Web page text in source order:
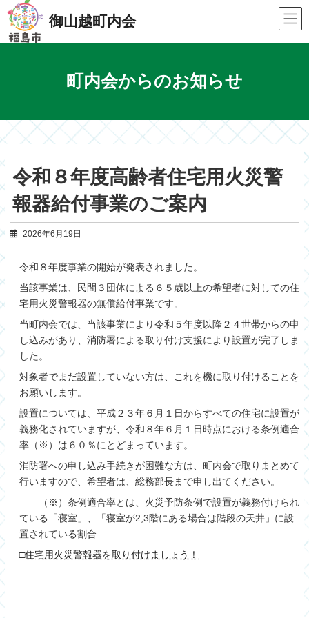
Skip
to
the
content
Skip
to
the
Navigation
御山越町内会
町内会からのお知らせ
令和８年度高齢者住宅用火災警
報器給付事業のご案内
2026年6月19日
令和８年度事業の開始が発表されました。
当該事業は、民間３団体による６５歳以上の希望者に対しての住
宅用火災警報器の無償給付事業です。
当町内会では、当該事業により令和５年度以降２４世帯からの申
し込みがあり、消防署による取り付け支援により設置が完了しま
した。
対象者でまだ設置していない方は、これを機に取り付けることを
お願いします。
設置については、平成２３年６月１日からすべての住宅に設置が
義務化されていますが、令和８年６月１日時点における条例適合
率（※）は６０％にとどまっています。
消防署への申し込み手続きが困難な方は、町内会で取りまとめて
行いますので、希望者は、総務部長まで申し出てください。
（※）条例適合率とは、火災予防条例で設置が義務付けられ
ている「寝室」、「寝室が2,3階にある場合は階段の天井」に設
置されている割合
□住宅用火災警報器を取り付けましょう！